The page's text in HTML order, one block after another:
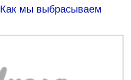
Как мы выбрасываем